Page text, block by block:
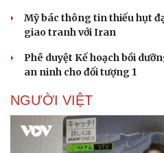
Mỹ bác thông tin thiếu hụt
giao tranh với Iran
Phê duyệt Kế hoạch bồi
an ninh cho đối tượng 1
NGƯỜI VIỆT